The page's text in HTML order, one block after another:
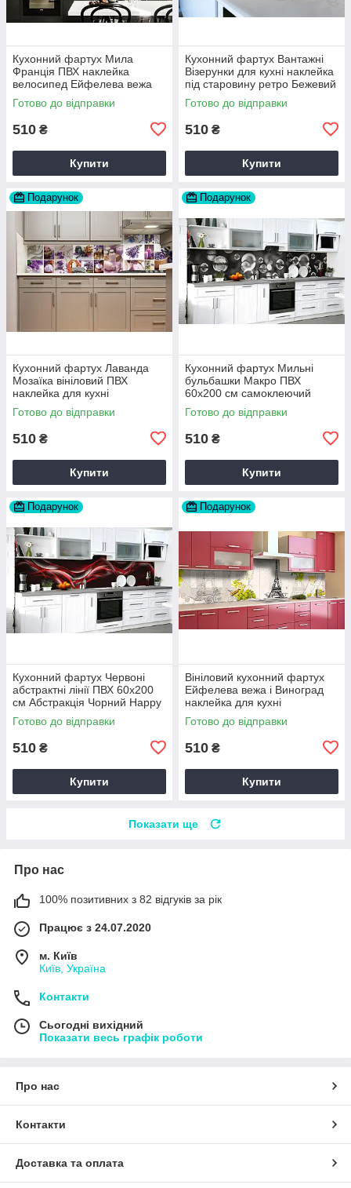
Кухонний фартух Мила
Франція ПВХ наклейка
велосипед Ейфелева вежа
Бежевий 60х200 см Happy
Pocket Z180806
Готово до відправки
510 ₴
Купити
Кухонний фартух Вантажні
Візерунки для кухні наклейка
під старовину ретро Бежевий
60х200 см Happy Pocket
Z180561
Готово до відправки
510 ₴
Купити
Подарунок
Кухонний фартух Лаванда
Мозаїка вініловий ПВХ
наклейка для кухні
фіолетовий 60х200 см Happy
Pocket Z180251
Готово до відправки
510 ₴
Купити
Подарунок
Кухонний фартух Мильні
бульбашки Макро ПВХ
60х200 см самоклеючий
вініловий Текстура Сірий
Happy Pocket Z183363
Готово до відправки
510 ₴
Купити
Подарунок
Кухонний фартух Червоні
абстрактні лінії ПВХ 60х200
см Абстракція Чорний Happy
Pocket Z184164
Готово до відправки
510 ₴
Купити
Подарунок
Вініловий кухонний фартух
Ейфелева вежа і Виноград
наклейка для кухні
Абстракція Сірий Happy
Pocket Z181460
Готово до відправки
510 ₴
Купити
Показати ще
Про нас
100% позитивних з 82 відгуків за рік
Працює з 24.07.2020
м. Київ
Київ, Україна
Контакти
Сьогодні вихідний
Показати весь графік роботи
Про нас
Контакти
Доставка та оплата